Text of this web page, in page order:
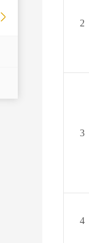
2
3
4